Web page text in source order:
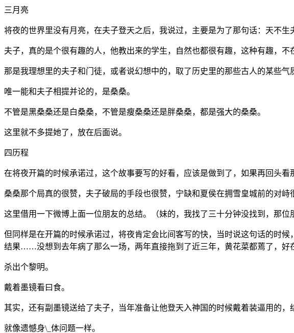
三月亮
将夜的世界里没有月亮，在夫子登天之后，我说过，主要是为了那句话：天不
夫子，真的是个很有趣的人，他教出来的学生，自然也都很有趣，这种有趣，不
那是我理想里的夫子和门徒，或者说幻想中的，取了历史里的那些古人的某些
唯一能和夫子相提并论的，是桑桑。
不管是黑桑桑还是白桑桑，不管是瘦桑桑还是胖桑桑，都是强大的桑桑。
这里就不多提她了，放在后面说。
四历程
在将夜开篇的时候承诺过，这个故事要写的好看，应该是做到了，如果再回头
桑桑那个局真的很赞，夫子破局的手段也很赞，宁缺和夏侯在拥雪皇城前的对峙
这里借用一下微博上面一位朋友的总结。（妹的，我找了三十分钟没找到，那
但同样是在开篇的时候承诺过，将夜肯定会比间客写的快，当时说这句话的时
结果……没想到去年病了那么一场，两年直接拖到了近三年，黄花菜都蔫了，好
杀出个黎明。
戴着墨镜看曰食。
其实，还有副墨镜送给了夫子，当年准备让他登天入神国的时候戴着装逼用的，
就像遗憾身\_体问题一样。